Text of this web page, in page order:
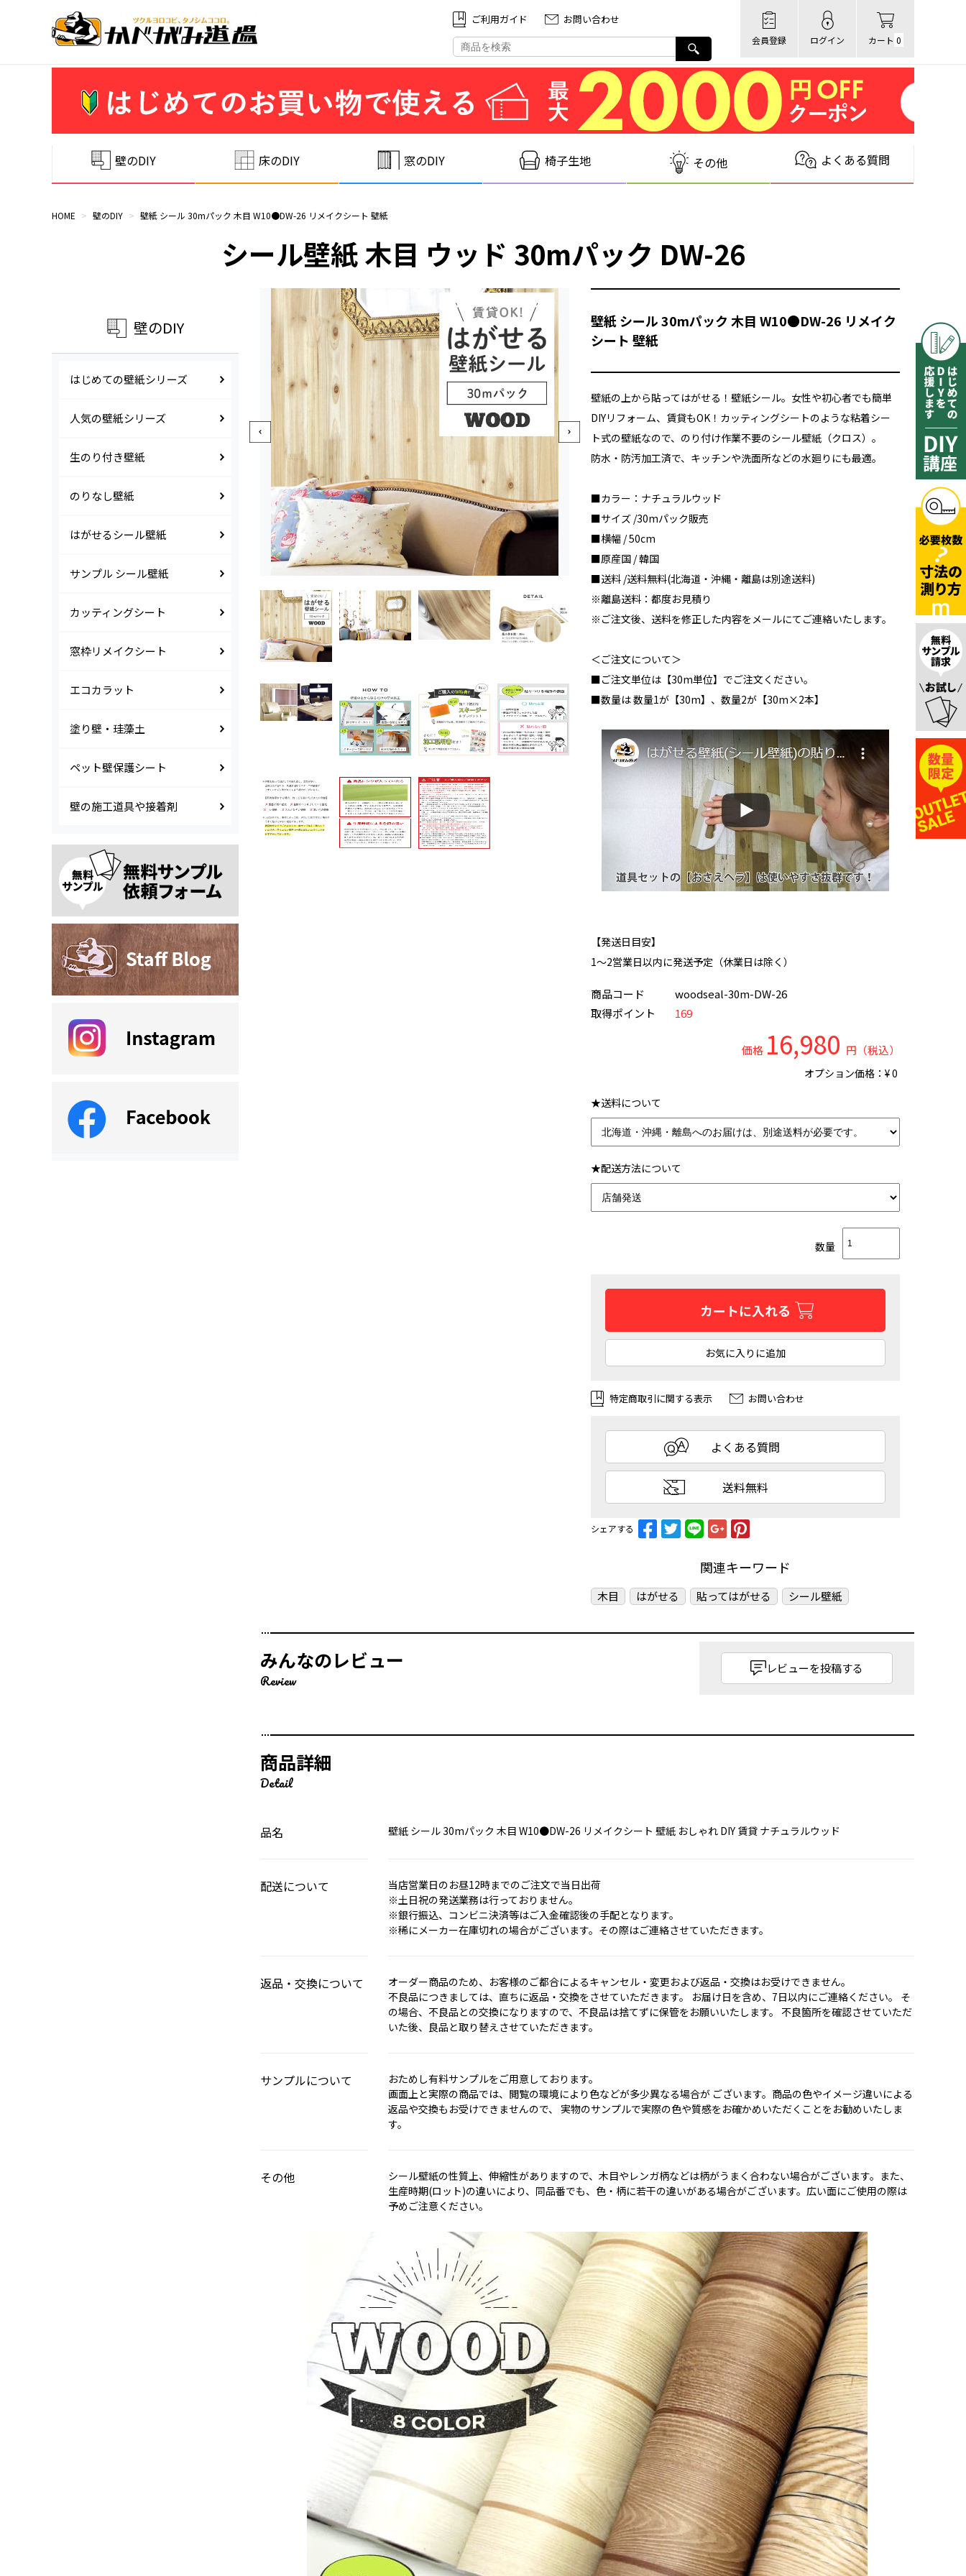
ご利⽤ガイド お問い合わせ
会員登録 ログイン カート 0
壁のDIY 床のDIY 窓のDIY 椅子生地 その他 よくある質問
HOME > 壁のDIY > 壁紙 シール 30mパック 木目 W10●DW-26 リメイクシート 壁紙
シール壁紙 木目 ウッド 30mパック DW-26
壁のDIY
はじめての壁紙シリーズ
人気の壁紙シリーズ
生のり付き壁紙
のりなし壁紙
はがせるシール壁紙
サンプル シール壁紙
カッティングシート
窓枠リメイクシート
エコカラット
塗り壁・珪藻土
ペット壁保護シート
壁の施工道具や接着剤
壁紙 シール 30mパック 木目 W10●DW-26 リメイク
シート 壁紙
壁紙の上から貼ってはがせる！壁紙シール。女性や初心者でも簡単
DIYリフォーム、賃貸もOK！カッティングシートのような粘着シー
ト式の壁紙なので、のり付け作業不要のシール壁紙（クロス）。
防水・防汚加工済で、キッチンや洗面所などの水廻りにも最適。
■カラー：ナチュラルウッド
■サイズ /30mパック販売
■横幅 / 50cm
■原産国 / 韓国
■送料 /送料無料(北海道・沖縄・離島は別途送料)
※離島送料：都度お見積り
※ご注文後、送料を修正した内容をメールにてご連絡いたします。
＜ご注文について＞
■ご注文単位は【30m単位】でご注文ください。
■数量は 数量1が【30m】、数量2が【30m×2本】
【発送日目安】
1～2営業日以内に発送予定（休業日は除く）
商品コード
woodseal-30m-DW-26
取得ポイント
169
価格 16,980 円（税込）
オプション価格：¥0
★送料について
★配送方法について
数量
カートに入れる
お気に入りに追加
特定商取引に関する表示 お問い合わせ
よくある質問
送料無料
シェアする
関連キーワード
木目 はがせる 貼ってはがせる シール壁紙
みんなのレビュー
Review
レビューを投稿する
商品詳細
Detail
品名 壁紙 シール 30mパック 木目 W10●DW-26 リメイクシート 壁紙 おしゃれ DIY 賃貸 ナチュラルウッド
配送について
当店営業日のお昼12時までのご注文で当日出荷
※土日祝の発送業務は行っておりません。
※銀行振込、コンビニ決済等はご入金確認後の手配となります。
※稀にメーカー在庫切れの場合がございます。その際はご連絡させていただきます。
返品・交換について
オーダー商品のため、お客様のご都合によるキャンセル・変更および返品・交換はお受けできません。
不良品につきましては、直ちに返品・交換をさせていただきます。 お届け日を含め、7日以内にご連絡ください。 そ
の場合、不良品との交換になりますので、不良品は捨てずに保管をお願いいたします。 不良箇所を確認させていただ
いた後、良品と取り替えさせていただきます。
サンプルについて
おためし有料サンプルをご用意しております。
画面上と実際の商品では、閲覧の環境により色などが多少異なる場合が ございます。商品の色やイメージ違いによる
返品や交換もお受けできませんので、 実物のサンプルで実際の色や質感をお確かめいただくことをお勧めいたしま
す。
その他
シール壁紙の性質上、伸縮性がありますので、木目やレンガ柄などは柄がうまく合わない場合がございます。また、
生産時期(ロット)の違いにより、同品番でも、色・柄に若干の違いがある場合がございます。広い面にご使用の際は
予めご注意ください。